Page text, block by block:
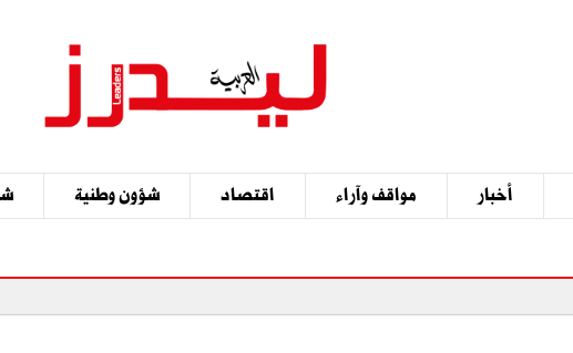
أخبار مواقف وآراء اقتصاد شؤون وطنية